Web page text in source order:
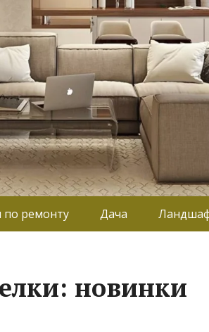
по ремонту Дача
новинки